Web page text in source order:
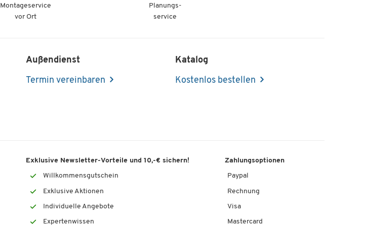
Montageservice
vor Ort
Planungs-
service
Außendienst
Termin vereinbaren
Katalog
Kostenlos bestellen
Exklusive Newsletter-Vorteile und 10,-€ sichern!
Willkommensgutschein
Exklusive Aktionen
Individuelle Angebote
Expertenwissen
Zahlungsoptionen
Paypal
Rechnung
Visa
Mastercard